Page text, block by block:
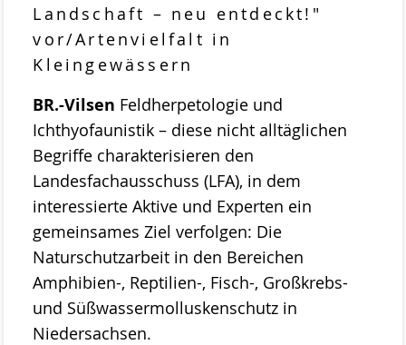
Stemweder Berg
Obstwiese „Auf den Bröken“
Entwicklung von Obstwiesen in NW-
Deutschland
Heideentwicklung
Schulexkursionen
Projektdokumentation
Wildblumenprogramm
Veröffentlichungen
Landschaft – neu entdeckt!"
vor/Artenvielfalt in
Kleingewässern
BR.-Vilsen Feldherpetologie und
Ichthyofaunistik – diese nicht alltäglichen
Begriffe charakterisieren den
Landesfachausschuss (LFA), in dem
interessierte Aktive und Experten ein
gemeinsames Ziel verfolgen: Die
Naturschutzarbeit in den Bereichen
Amphibien-, Reptilien-, Fisch-, Großkrebs-
und Süßwassermolluskenschutz in
Niedersachsen.